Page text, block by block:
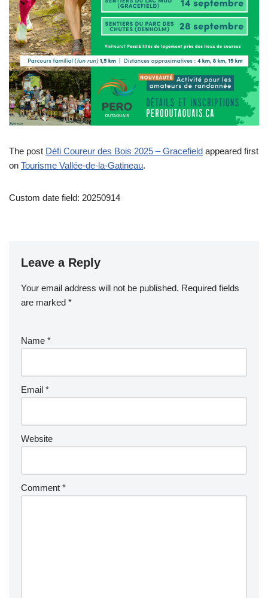
The post Défi Coureur des Bois 2025 – Gracefield appeared first
on Tourisme Vallée-de-la-Gatineau.
Custom date field: 20250914
Leave a Reply
Your email address will not be published. Required fields
are marked *
Name *
Email *
Website
Comment *